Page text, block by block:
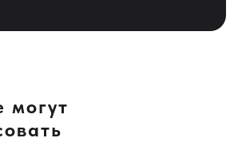
могут